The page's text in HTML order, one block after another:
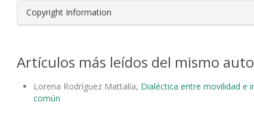
Copyright Information
Artículos más leídos del mismo
Lorena Rodríguez Mattalía, Dialéctica entre movilidad e
común